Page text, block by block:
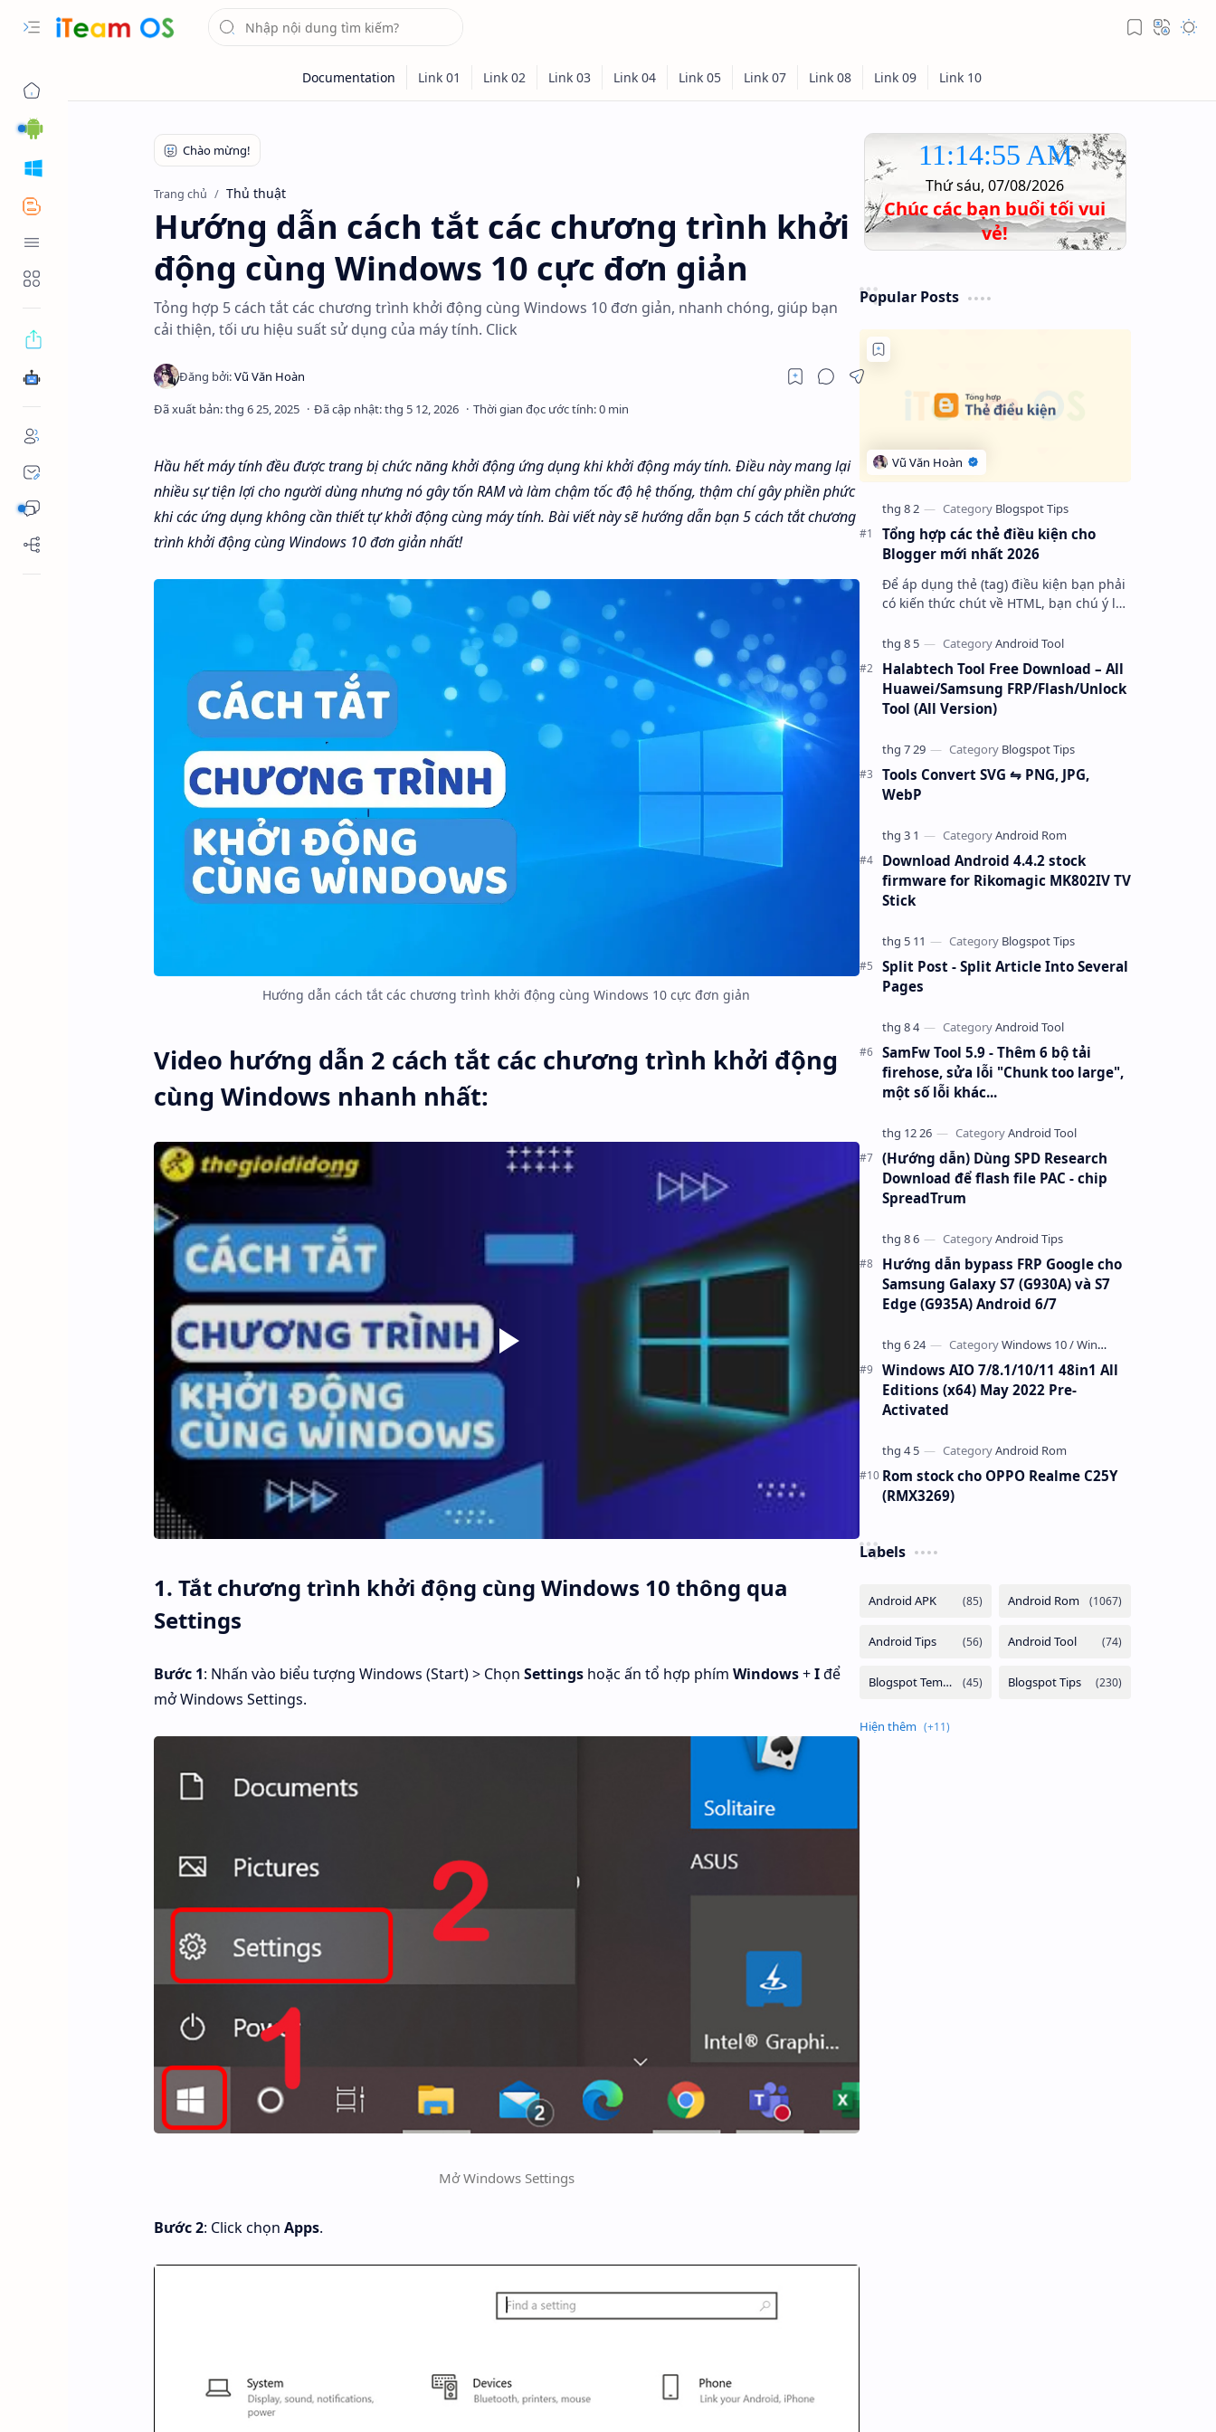
Trang chủ Thủ thuật
Hướng dẫn cách tắt các chương trình khởi
động cùng Windows 10 cực đơn giản
Tỏng hợp 5 cách tắt các chương trình khởi động cùng Windows 10 đơn giản, nhanh chóng, giúp bạn
cải thiện, tối ưu hiệu suất sử dụng của máy tính. Click
Hầu hết máy tính đều được trang bị chức năng khởi động ứng dụng khi khởi động máy tính. Điều này mang lại
nhiều sự tiện lợi cho người dùng nhưng nó gây tốn RAM và làm chậm tốc độ hệ thống, thậm chí gây phiền phức
khi các ứng dụng không cần thiết tự khởi động cùng máy tính. Bài viết này sẽ hướng dẫn bạn 5 cách tắt chương
trình khởi động cùng Windows 10 đơn giản nhất!
Hướng dẫn cách tắt các chương trình khởi động cùng Windows 10 cực đơn giản
Video hướng dẫn 2 cách tắt các chương trình khởi động
cùng Windows nhanh nhất:
1. Tắt chương trình khởi động cùng Windows 10 thông qua
Settings
Bước 1: Nhấn vào biểu tượng Windows (Start) > Chọn Settingshoặc ấn tổ hợp phím Windows+Iđể
mở Windows Settings.
Mở Windows Settings
Bước 2: Click chọn Apps.
11:14:56 AM
Thứ sáu, 07/08/2026
Chúc các bạn buổi tối vui
vẻ!
Popular Posts
Tổng hợp các thẻ điều kiện cho
Blogger mới nhất 2026
Để áp dụng thẻ (tag) điều kiện bạn phải
có kiến thức chút về HTML, bạn chú ý là
tính “ cond “ và kết thúc là một…
Halabtech Tool Free Download – All
Huawei/Samsung FRP/Flash/Unlock
Tool (All Version)
Tools Convert SVG ⇋ PNG, JPG,
WebP
Download Android 4.4.2 stock
firmware for Rikomagic MK802IV TV
Stick
Split Post - Split Article Into Several
Pages
SamFw Tool 5.9 - Thêm 6 bộ tải
firehose, sửa lỗi "Chunk too large",
một số lỗi khác...
(Hướng dẫn) Dùng SPD Research
Download để flash file PAC - chip
SpreadTrum
Hướng dẫn bypass FRP Google cho
Samsung Galaxy S7 (G930A) và S7
Edge (G935A) Android 6/7
Windows AIO 7/8.1/10/11 48in1 All
Editions (x64) May 2022 Pre-
Activated
Rom stock cho OPPO Realme C25Y
(RMX3269)
Labels